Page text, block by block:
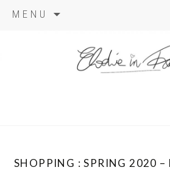
MENU
SHOPPING : SPRING 2020 –